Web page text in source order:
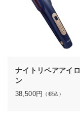
ナイトリペアアイロ
ン
38,500円 （税込）